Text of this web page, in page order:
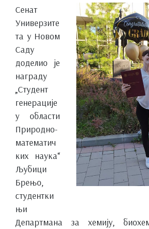
Сенат
Универзите
та у Новом
Саду
доделио је
награду
„Студент
генерације
у области
Природно-
математич
ких наука“
Љубици
Брењо,
студентки
њи
Департмана за хемију,